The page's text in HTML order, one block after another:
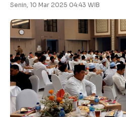
Senin, 10 Mar 2025 04:43 WIB